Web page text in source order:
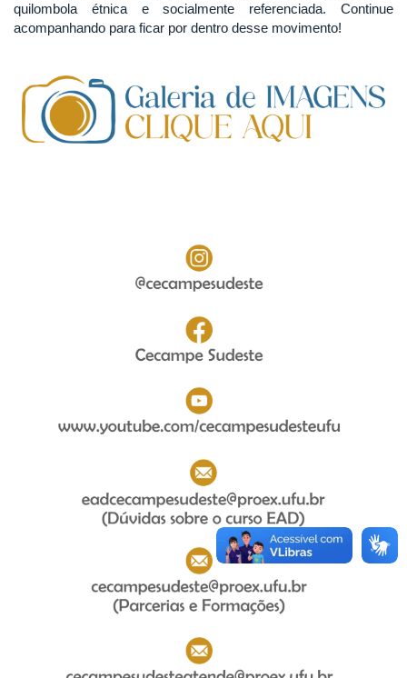
quilombola étnica e socialmente referenciada. Continue
acompanhando para ficar por dentro desse movimento!